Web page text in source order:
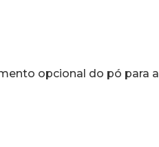
opcional do pó para a